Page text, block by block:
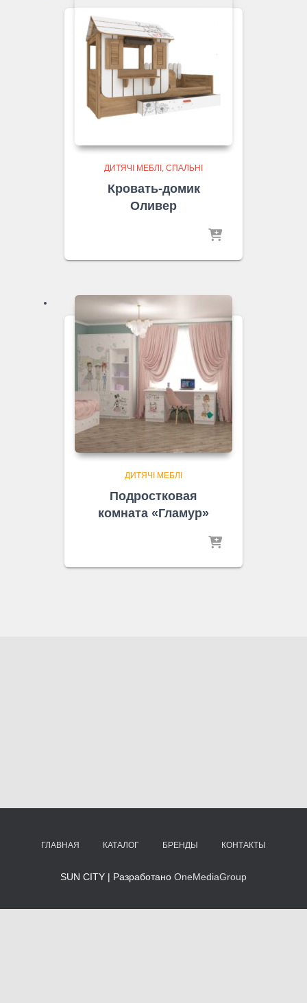
ДИТЯЧІ МЕБЛІ СПАЛЬНІ
Кровать-домик
Оливер
ДИТЯЧІ МЕБЛІ
Подростковая
комната «Гламур»
ГЛАВНАЯ КАТАЛОГ БРЕНДЫ КОНТАКТЫ
SUN CITY | Разработано OneMediaGroup